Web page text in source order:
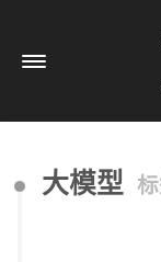
读书
大模型